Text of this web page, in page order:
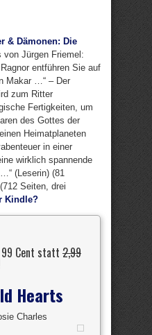
& Dämonen: Die
von Jürgen Friemel:
entführen Sie auf
Makar …“ – Der
zum Ritter
Fertigkeiten, um
des Gottes der
Heimatplaneten
in einer
wirklich spannende
(Leserin) (81
Seiten, drei
Kindle?
99 Cent statt 2,99
Hearts
Charles